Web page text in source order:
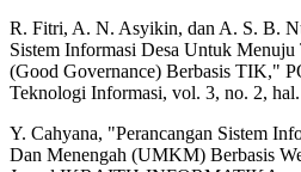
R. Fitri, A. N. Asyikin, dan A. S. B.
Sistem Informasi Desa Untuk
(Good Governance) Berbasis TIK,"
Teknologi Informasi, vol. 3, no. 2,
Y. Cahyana, "Perancangan Sistem
Dan Menengah (UMKM) Berbasis